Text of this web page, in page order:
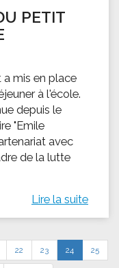
PETIT
a mis en place
à l'école.
depuis le
"Emile
avec
de la lutte
Lire la suite
22 23 24 25